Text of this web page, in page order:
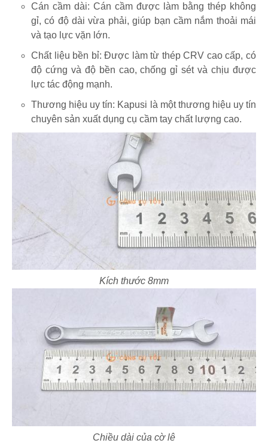
Cán cầm dài: Cán cầm được làm bằng thép không
gỉ, có độ dài vừa phải, giúp bạn cầm nắm thoải mái
và tạo lực vặn lớn.
Chất liệu bền bỉ: Được làm từ thép CRV cao cấp, có
độ cứng và độ bền cao, chống gỉ sét và chịu được
lực tác động mạnh.
Thương hiệu uy tín: Kapusi là một thương hiệu uy tín
chuyên sản xuất dụng cụ cầm tay chất lượng cao.
Kích thước 8mm
Chiều dài của cờ lê